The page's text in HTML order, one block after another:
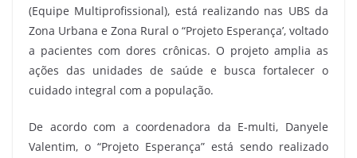
(Equipe Multiprofissional), está realizando nas UBS da
Zona Urbana e Zona Rural o “Projeto Esperança’, voltado
a pacientes com dores crônicas. O projeto amplia as
ações das unidades de saúde e busca fortalecer o
cuidado integral com a população.
De acordo com a coordenadora da E-multi, Danyele
Valentim, o “Projeto Esperança” está sendo realizado